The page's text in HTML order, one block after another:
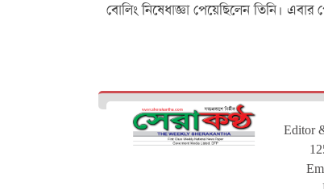
বোলিং নিষেধাজ্ঞা পেয়েছিলেন তিনি।
Editor